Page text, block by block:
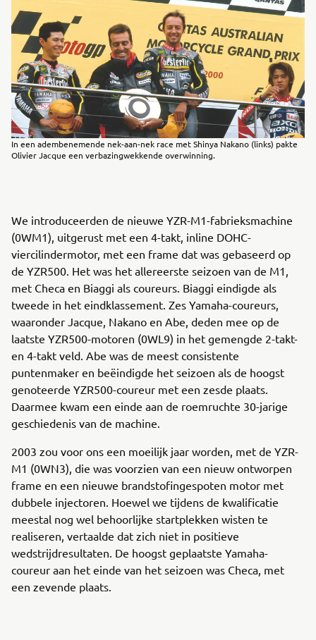
In een adembenemende nek-aan-nek race met Shinya Nakano (links) pakte
Olivier Jacque een verbazingwekkende overwinning.
We introduceerden de nieuwe YZR-M1-fabrieksmachine
(0WM1), uitgerust met een 4-takt, inline DOHC-
viercilindermotor, met een frame dat was gebaseerd op
de YZR500. Het was het allereerste seizoen van de M1,
met Checa en Biaggi als coureurs. Biaggi eindigde als
tweede in het eindklassement. Zes Yamaha-coureurs,
waaronder Jacque, Nakano en Abe, deden mee op de
laatste YZR500-motoren (0WL9) in het gemengde 2-takt-
en 4-takt veld. Abe was de meest consistente
puntenmaker en beëindigde het seizoen als de hoogst
genoteerde YZR500-coureur met een zesde plaats.
Daarmee kwam een einde aan de roemruchte 30-jarige
geschiedenis van de machine.
2003 zou voor ons een moeilijk jaar worden, met de YZR-
M1 (0WN3), die was voorzien van een nieuw ontworpen
frame en een nieuwe brandstofingespoten motor met
dubbele injectoren. Hoewel we tijdens de kwalificatie
meestal nog wel behoorlijke startplekken wisten te
realiseren, vertaalde dat zich niet in positieve
wedstrijdresultaten. De hoogst geplaatste Yamaha-
coureur aan het einde van het seizoen was Checa, met
een zevende plaats.